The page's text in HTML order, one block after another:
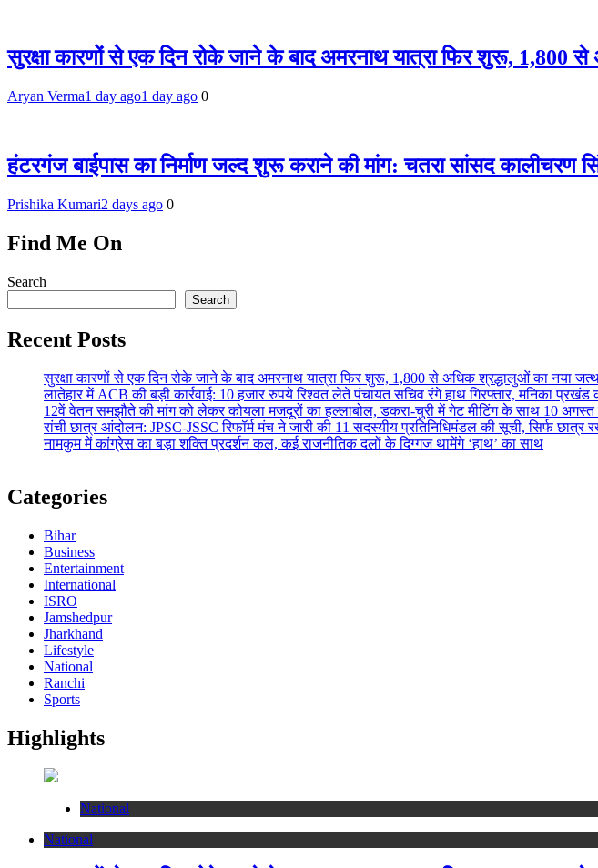
सुरक्षा कारणों से एक दिन रोके जाने के बाद अमरनाथ यात्रा फिर शुरू, 1,800
Aryan Verma1 day ago1 day ago 0
हंटरगंज बाईपास का निर्माण जल्द शुरू कराने की मांग: चतरा सांसद कालीचरण
Prishika Kumari2 days ago 0
Find Me On
Search
Search
Recent Posts
सुरक्षा कारणों से एक दिन रोके जाने के बाद अमरनाथ यात्रा फिर शुरू, 1,800 से अधिक श्रद्धालुओं का नया
लातेहार में ACB की बड़ी कार्रवाई: 10 हजार रुपये रिश्वत लेते पंचायत सचिव रंगे हाथ गिरफ्तार, मनिका प्रखंड
12वें वेतन समझौते की मांग को लेकर कोयला मजदूरों का हल्लाबोल, डकरा-चुरी में गेट मीटिंग के साथ 10 अगस्त
रांची छात्र आंदोलन: JPSC-JSSC रिफॉर्म मंच ने जारी की 11 सदस्यीय प्रतिनिधिमंडल की सूची, सिर्फ
नामकुम में कांग्रेस का बड़ा शक्ति प्रदर्शन कल, कई राजनीतिक दलों के दिग्गज थामेंगे ‘हाथ’ का साथ
Categories
Bihar
Business
Entertainment
International
ISRO
Jamshedpur
Jharkhand
Lifestyle
National
Ranchi
Sports
Highlights
National
National